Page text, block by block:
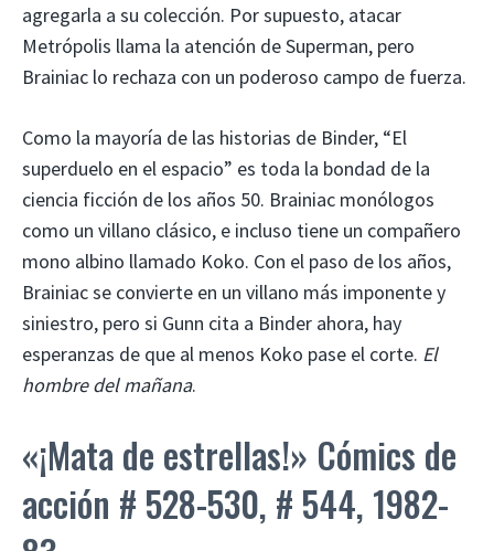
agregarla a su colección. Por supuesto, atacar
Metrópolis llama la atención de Superman, pero
Brainiac lo rechaza con un poderoso campo de fuerza.
Como la mayoría de las historias de Binder, “El
superduelo en el espacio” es toda la bondad de la
ciencia ficción de los años 50. Brainiac monólogos
como un villano clásico, e incluso tiene un compañero
mono albino llamado Koko. Con el paso de los años,
Brainiac se convierte en un villano más imponente y
siniestro, pero si Gunn cita a Binder ahora, hay
esperanzas de que al menos Koko pase el corte. El
hombre del mañana.
«¡Mata de estrellas!» Cómics de
acción # 528-530, # 544, 1982-